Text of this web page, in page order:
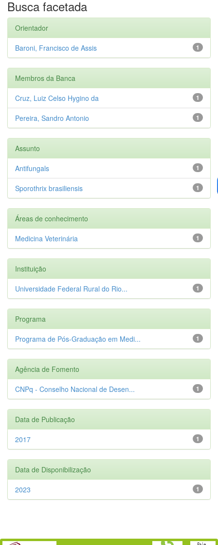
Busca facetada
Orientador
1
Baroni, Francisco de Assis
Membros da Banca
1
Cruz, Luiz Celso Hygino da
1
Pereira, Sandro Antonio
Assunto
1
Antifungals
1
Sporothrix brasiliensis
Áreas de conhecimento
1
Medicina Veterinária
Instituição
1
Universidade Federal Rural do Rio...
Programa
1
Programa de Pós-Graduação em Medi...
Agência de Fomento
1
CNPq - Conselho Nacional de Desen...
Data de Publicação
1
2017
Data de Disponibilização
1
2023